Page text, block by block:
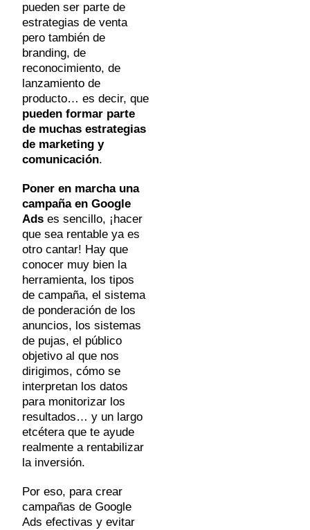
pueden ser parte de
estrategias de venta
pero también de
branding, de
reconocimiento, de
lanzamiento de
producto… es decir, que
pueden formar parte
de muchas estrategias
de marketing y
comunicación.
Poner en marcha una
campaña en Google
Ads es sencillo, ¡hacer
que sea rentable ya es
otro cantar! Hay que
conocer muy bien la
herramienta, los tipos
de campaña, el sistema
de ponderación de los
anuncios, los sistemas
de pujas, el público
objetivo al que nos
dirigimos, cómo se
interpretan los datos
para monitorizar los
resultados… y un largo
etcétera que te ayude
realmente a rentabilizar
la inversión.
Por eso, para crear
campañas de Google
Ads efectivas y evitar